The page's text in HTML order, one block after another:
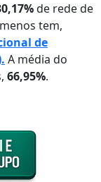
de rede de
tem,
de
A média do
66,95%.